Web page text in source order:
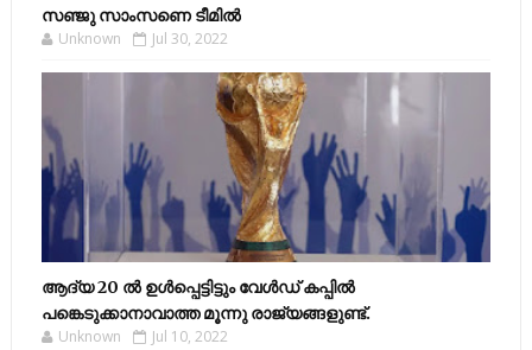
സഞ്ജു സാംസണെ ടീമില്‍
Unknown Jul 30, 2022
ആദ്യ 20 ല്‍ ഉള്‍പ്പെട്ടിട്ടും വേള്‍ഡ് കപ്പില്‍
പങ്കെടുക്കാനാവാത്ത മൂന്നു രാജ്യങ്ങളുണ്ട്.
Unknown Jul 10, 2022